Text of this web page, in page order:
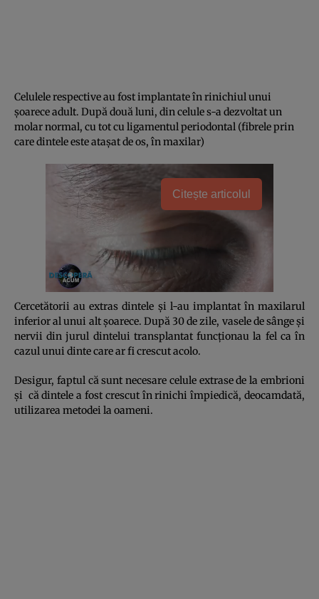
Celulele respective au fost implantate în rinichiul unui
şoarece adult. După două luni, din celule s-a dezvoltat un
molar normal, cu tot cu ligamentul periodontal (fibrele prin
care dintele este ataşat de os, în maxilar)
Citește articolul
Cercetătorii au extras dintele şi l-au implantat în maxilarul
inferior al unui alt şoarece. După 30 de zile, vasele de sânge şi
nervii din jurul dintelui transplantat funcţionau la fel ca în
cazul unui dinte care ar fi crescut acolo.
Desigur, faptul că sunt necesare celule extrase de la embrioni
şi că dintele a fost crescut în rinichi împiedică, deocamdată,
utilizarea metodei la oameni.